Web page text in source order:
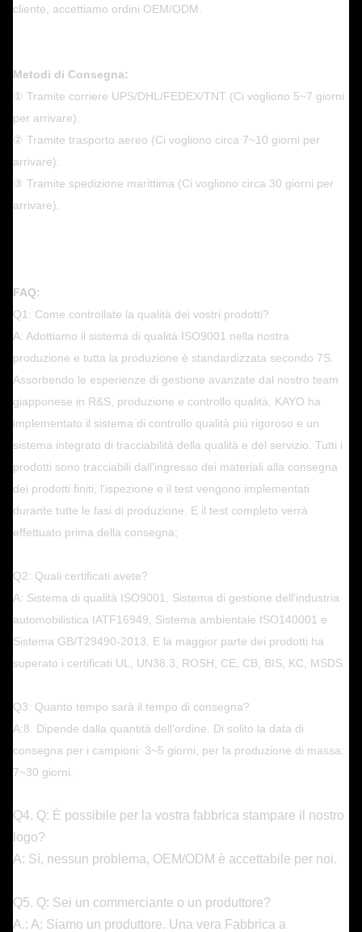
cliente, accettiamo ordini OEM/ODM.
Metodi di Consegna:
① Tramite corriere UPS/DHL/FEDEX/TNT (Ci vogliono 5~7 giorni
per arrivare).
② Tramite trasporto aereo (Ci vogliono circa 7~10 giorni per
arrivare).
③ Tramite spedizione marittima (Ci vogliono circa 30 giorni per
arrivare).
FAQ:
Q1: Come controllate la qualità dei vostri prodotti?
A: Adottiamo il sistema di qualità ISO9001 nella nostra
produzione e tutta la produzione è standardizzata secondo 7S.
Assorbendo le esperienze di gestione avanzate dal nostro team
giapponese in R&S, produzione e controllo qualità, KAYO ha
implementato il sistema di controllo qualità più rigoroso e un
sistema integrato di tracciabilità della qualità e del servizio. Tutti i
prodotti sono tracciabili dall'ingresso dei materiali alla consegna
dei prodotti finiti, l'ispezione e il test vengono implementati
durante tutte le fasi di produzione. E il test completo verrà
effettuato prima della consegna;
Q2: Quali certificati avete?
A: Sistema di qualità ISO9001, Sistema di gestione dell'industria
automobilistica IATF16949, Sistema ambientale ISO140001 e
Sistema GB/T29490-2013. E la maggior parte dei prodotti ha
superato i certificati UL, UN38.3, ROSH, CE, CB, BIS, KC, MSDS.
Q3: Quanto tempo sarà il tempo di consegna?
A:8. Dipende dalla quantità dell'ordine. Di solito la data di
consegna per i campioni: 3~5 giorni, per la produzione di massa:
7~30 giorni.
Q4. Q: È possibile per la vostra fabbrica stampare il nostro
logo?
A: Sì, nessun problema, OEM/ODM è accettabile per noi.
Q5. Q: Sei un commerciante o un produttore?
A.: A: Siamo un produttore. Una vera Fabbrica a